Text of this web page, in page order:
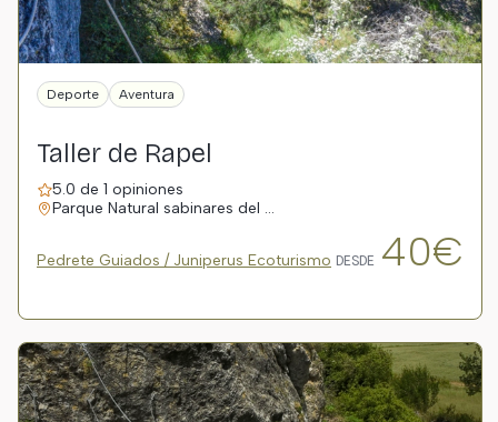
Deporte Aventura
Taller de Rapel
5.0 de 1 opiniones
Parque Natural sabinares del …
Pedrete Guiados / Juniperus Ecoturismo DESDE 40€